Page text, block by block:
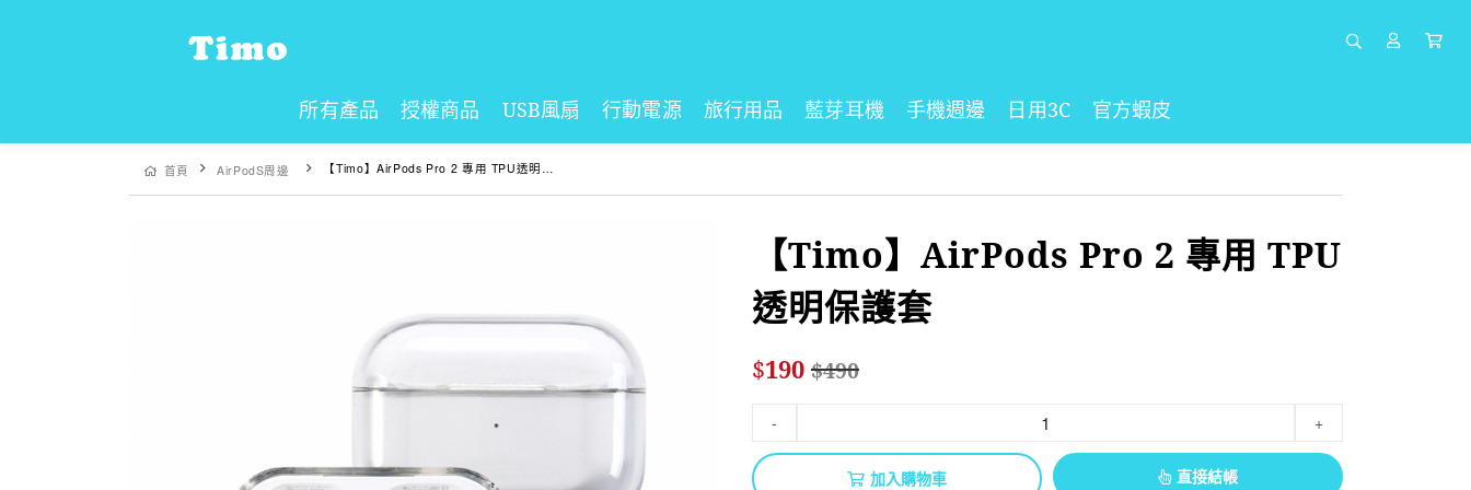
所有產品 授權商品 USB風扇 行動電源 旅行用品 藍芽耳機 手機週邊 日用3C 官方蝦皮
首頁 AirPodS周邊 【Timo】AirPods Pro 2 專用 TPU透明保護套
【Timo】AirPods Pro 2 專用 TPU
透明保護套
$190 $490
- +
加入購物車 直接結帳